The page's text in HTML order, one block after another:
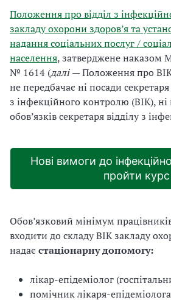
Положення про відділ з
закладу охорони здоров’я та
надання соціальних послуг /
населення, затверджене наказом
№ 1614 (далі— Положення про
не передбачає ні посади секретаря
з інфекційного контролю (ВІК),
обов’язків секретаря відділу з
Нові вимоги до
пройти курс
Обов’язковий мінімум
входити до складу ВІК закладу
надає стаціонарну допомогу:
лікар-епідеміолог
помічник лікаря-епідеміолога